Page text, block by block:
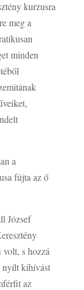
kurzusra
meg a
minden
a
fújta az ő
József
s hozzá
nyílt kihívást
az